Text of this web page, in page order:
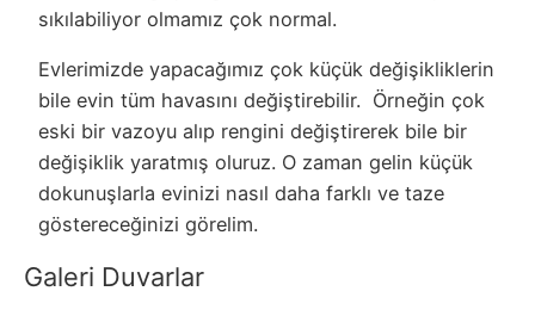
sıkılabiliyor olmamız çok normal.
Evlerimizde yapacağımız çok küçük değişikliklerin
bile evin tüm havasını değiştirebilir. Örneğin çok
eski bir vazoyu alıp rengini değiştirerek bile bir
değişiklik yaratmış oluruz. O zaman gelin küçük
dokunuşlarla evinizi nasıl daha farklı ve taze
göstereceğinizi görelim.
Galeri Duvarlar